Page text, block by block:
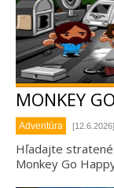
MONKEY
Adventúra [12.6.2026]
Hľadajte
Monkey Go